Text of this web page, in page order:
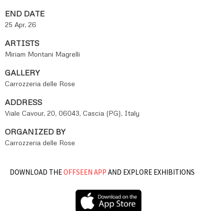
END DATE
25 Apr, 26
ARTISTS
Miriam Montani Magrelli
GALLERY
Carrozzeria delle Rose
ADDRESS
Viale Cavour, 20, 06043, Cascia (PG), Italy
ORGANIZED BY
Carrozzeria delle Rose
DOWNLOAD THEOFFSEEN APP AND EXPLORE EXHIBITIONS